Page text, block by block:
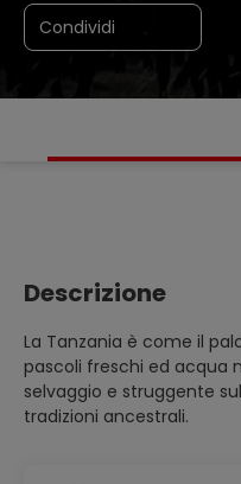
Condividi
Descrizione
La Tanzania è come il
pascoli freschi ed acqua
selvaggio e struggente
tradizioni ancestrali.